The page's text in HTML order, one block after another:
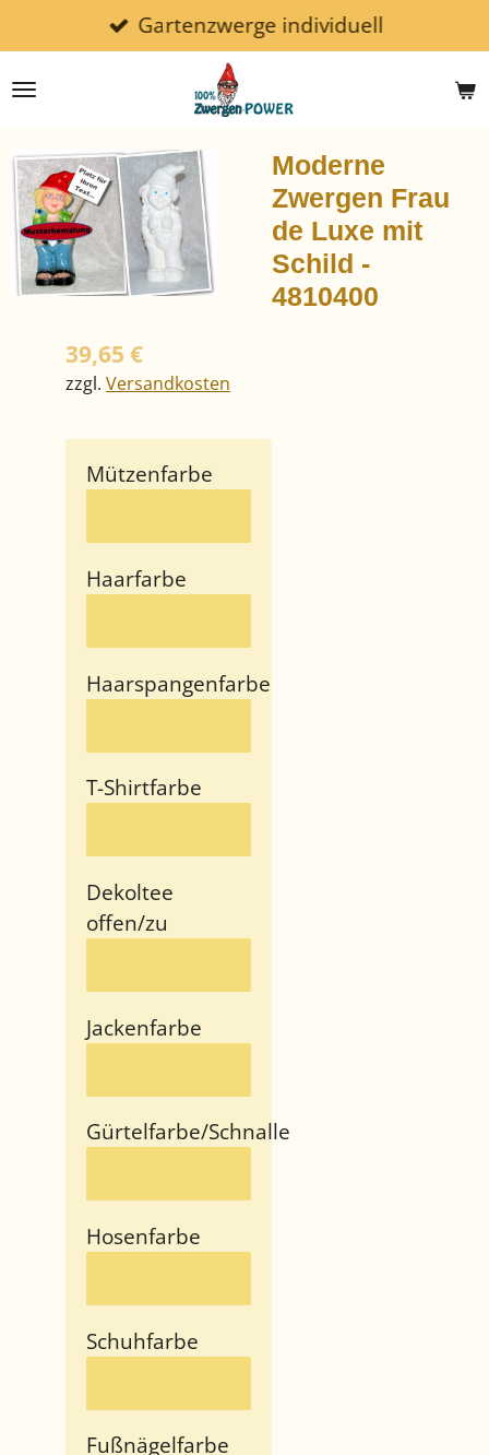
Hauptinhalt
springen
Gartenzwerge individuell
Moderne
Zwergen Frau
de Luxe mit
Schild -
4810400
39,65 €
zzgl. Versandkosten
Mützenfarbe
Haarfarbe
Haarspangenfarbe
T-Shirtfarbe
Dekoltee
offen/zu
Jackenfarbe
Gürtelfarbe/Schnalle
Hosenfarbe
Schuhfarbe
Fußnägelfarbe